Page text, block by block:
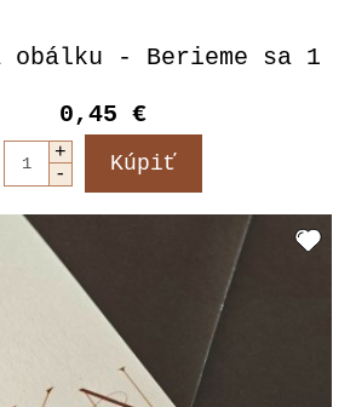
obálku - Berieme sa 1
0,45 €